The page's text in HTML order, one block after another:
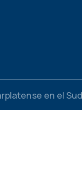
en el